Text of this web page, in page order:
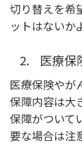
切り替えを希
ットはないか
2. 医療保
医療保険やが
保障内容は大
保障がついて
要な場合は注